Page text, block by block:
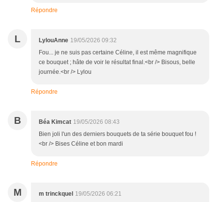
Répondre
L LylouAnne 19/05/2026 09:32
Fou... je ne suis pas certaine Céline, il est même magnifique
ce bouquet ; hâte de voir le résultat final.<br /> Bisous, belle
journée.<br /> Lylou
Répondre
B Béa Kimcat 19/05/2026 08:43
Bien joli l'un des derniers bouquets de ta série bouquet fou !
<br /> Bises Céline et bon mardi
Répondre
M m trinckquel 19/05/2026 06:21